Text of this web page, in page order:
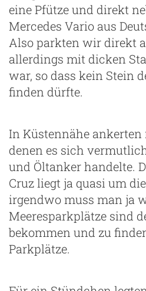
eine Pfütze und direkt
Mercedes Vario aus
Also parkten wir direkt
allerdings mit dicken
war, so dass kein Stein
finden dürfte.
In Küstennähe ankerten
denen es sich
und Öltanker handelte.
Cruz liegt ja quasi um
irgendwo muss man ja
Meeresparkplätze sind
bekommen und zu
Parkplätze.